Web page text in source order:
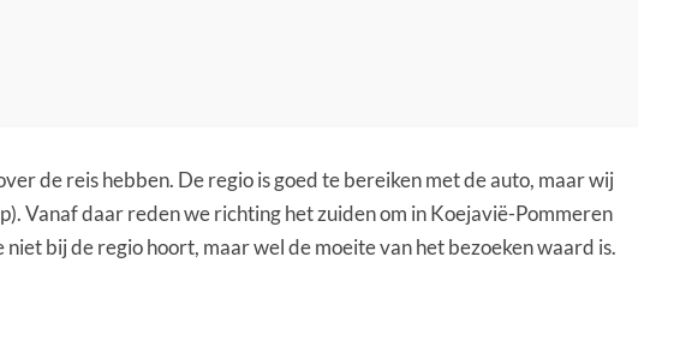
de reis hebben. De regio is goed te bereiken met de auto, maar wij
Vanaf daar reden we richting het zuiden om in Koejavië-Pommeren
bij de regio hoort, maar wel de moeite van het bezoeken waard is.